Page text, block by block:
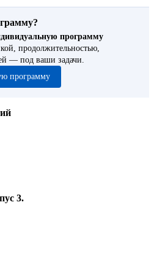
программу
продолжительностью,
— под ваши задачи.
программу
3.